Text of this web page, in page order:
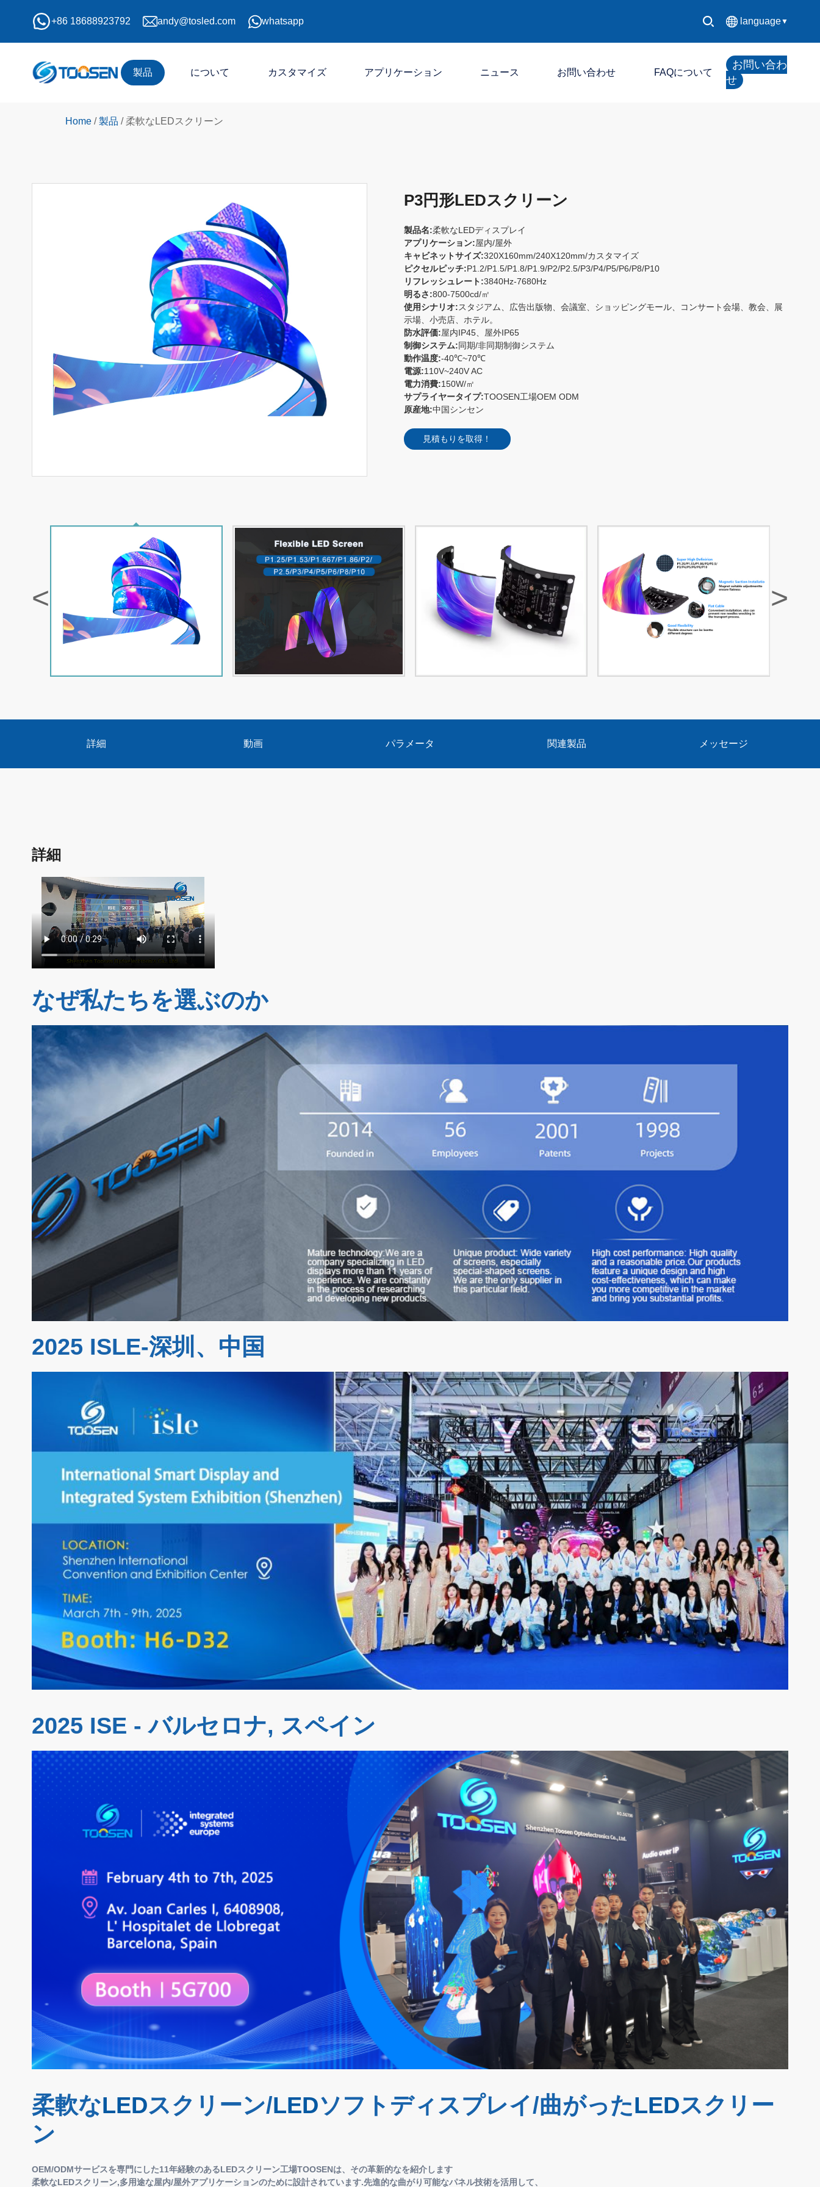
+86 18688923792 andy@tosled.com whatsapp language▼
中文简体
English
製品 について カスタマイズ アプリケーション ニュース お問い合わせ FAQについて
お問い合わ
せ
Home /製品 /柔軟なLEDスクリーン
P3円形LEDスクリーン
製品名:柔軟なLEDディスプレイ
アプリケーション:屋内/屋外
キャビネットサイズ:320X160mm/240X120mm/カスタマイズ
ピクセルピッチ:P1.2/P1.5/P1.8/P1.9/P2/P2.5/P3/P4/P5/P6/P8/P10
リフレッシュレート:3840Hz-7680Hz
明るさ:800-7500cd/㎡
使用シナリオ:スタジアム、広告出版物、会議室、ショッピングモール、コンサート会場、教会、展
示場、小売店、ホテル。
防水評価:屋内IP45、屋外IP65
制御システム:同期/非同期制御システム
動作温度:-40℃~70℃
電源:110V~240V AC
電力消費:150W/㎡
サプライヤータイプ:TOOSEN工場OEM ODM
原産地:中国シンセン
見積もりを取得！
< >
詳細 動画 パラメータ 関連製品 メッセージ
詳細
なぜ私たちを選ぶのか
2025 ISLE-深圳、中国
2025 ISE - バルセロナ, スペイン
柔軟なLEDスクリーン/LEDソフトディスプレイ/曲がったLEDスクリー
ン
OEM/ODMサービスを専門にした11年経験のあるLEDスクリーン工場TOOSENは、その革新的なを紹介します
柔軟なLEDスクリーン,多用途な屋内/屋外アプリケーションのために設計されています.先進的な曲がり可能なパネル技術を活用して、